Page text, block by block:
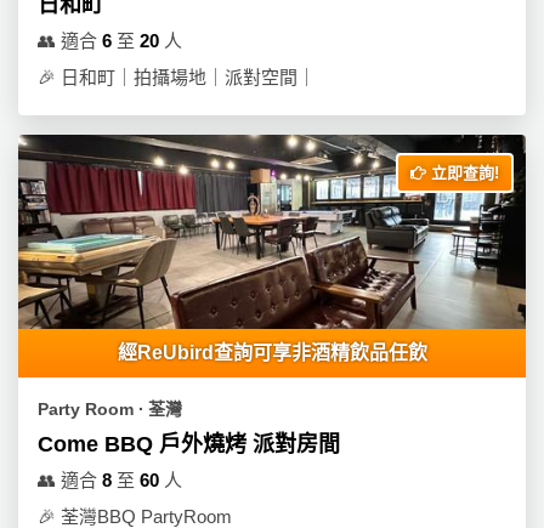
👥 適合 6 至 20 人
🎉 日和町｜拍攝場地｜派對空間｜
立即查詢!
經ReUbird查詢可享非酒精飲品任飲
Party Room ∙ 荃灣
Come BBQ 戶外燒烤 派對房間
👥 適合 8 至 60 人
🎉 荃灣BBQ PartyRoom